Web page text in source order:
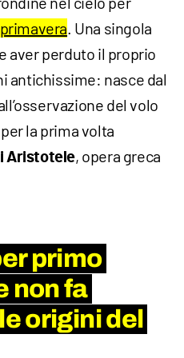
. Una singola
aver perduto il proprio
antichissime: nasce dal
del volo
la prima volta
Aristotele, opera greca
primo
non fa
origini del